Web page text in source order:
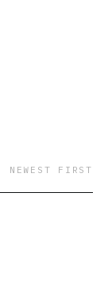
NEWEST FIRST